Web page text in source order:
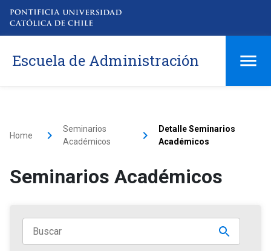
Escuela de Administración
Home
Seminarios
Académicos
Detalle Seminarios
Académicos
Seminarios Académicos